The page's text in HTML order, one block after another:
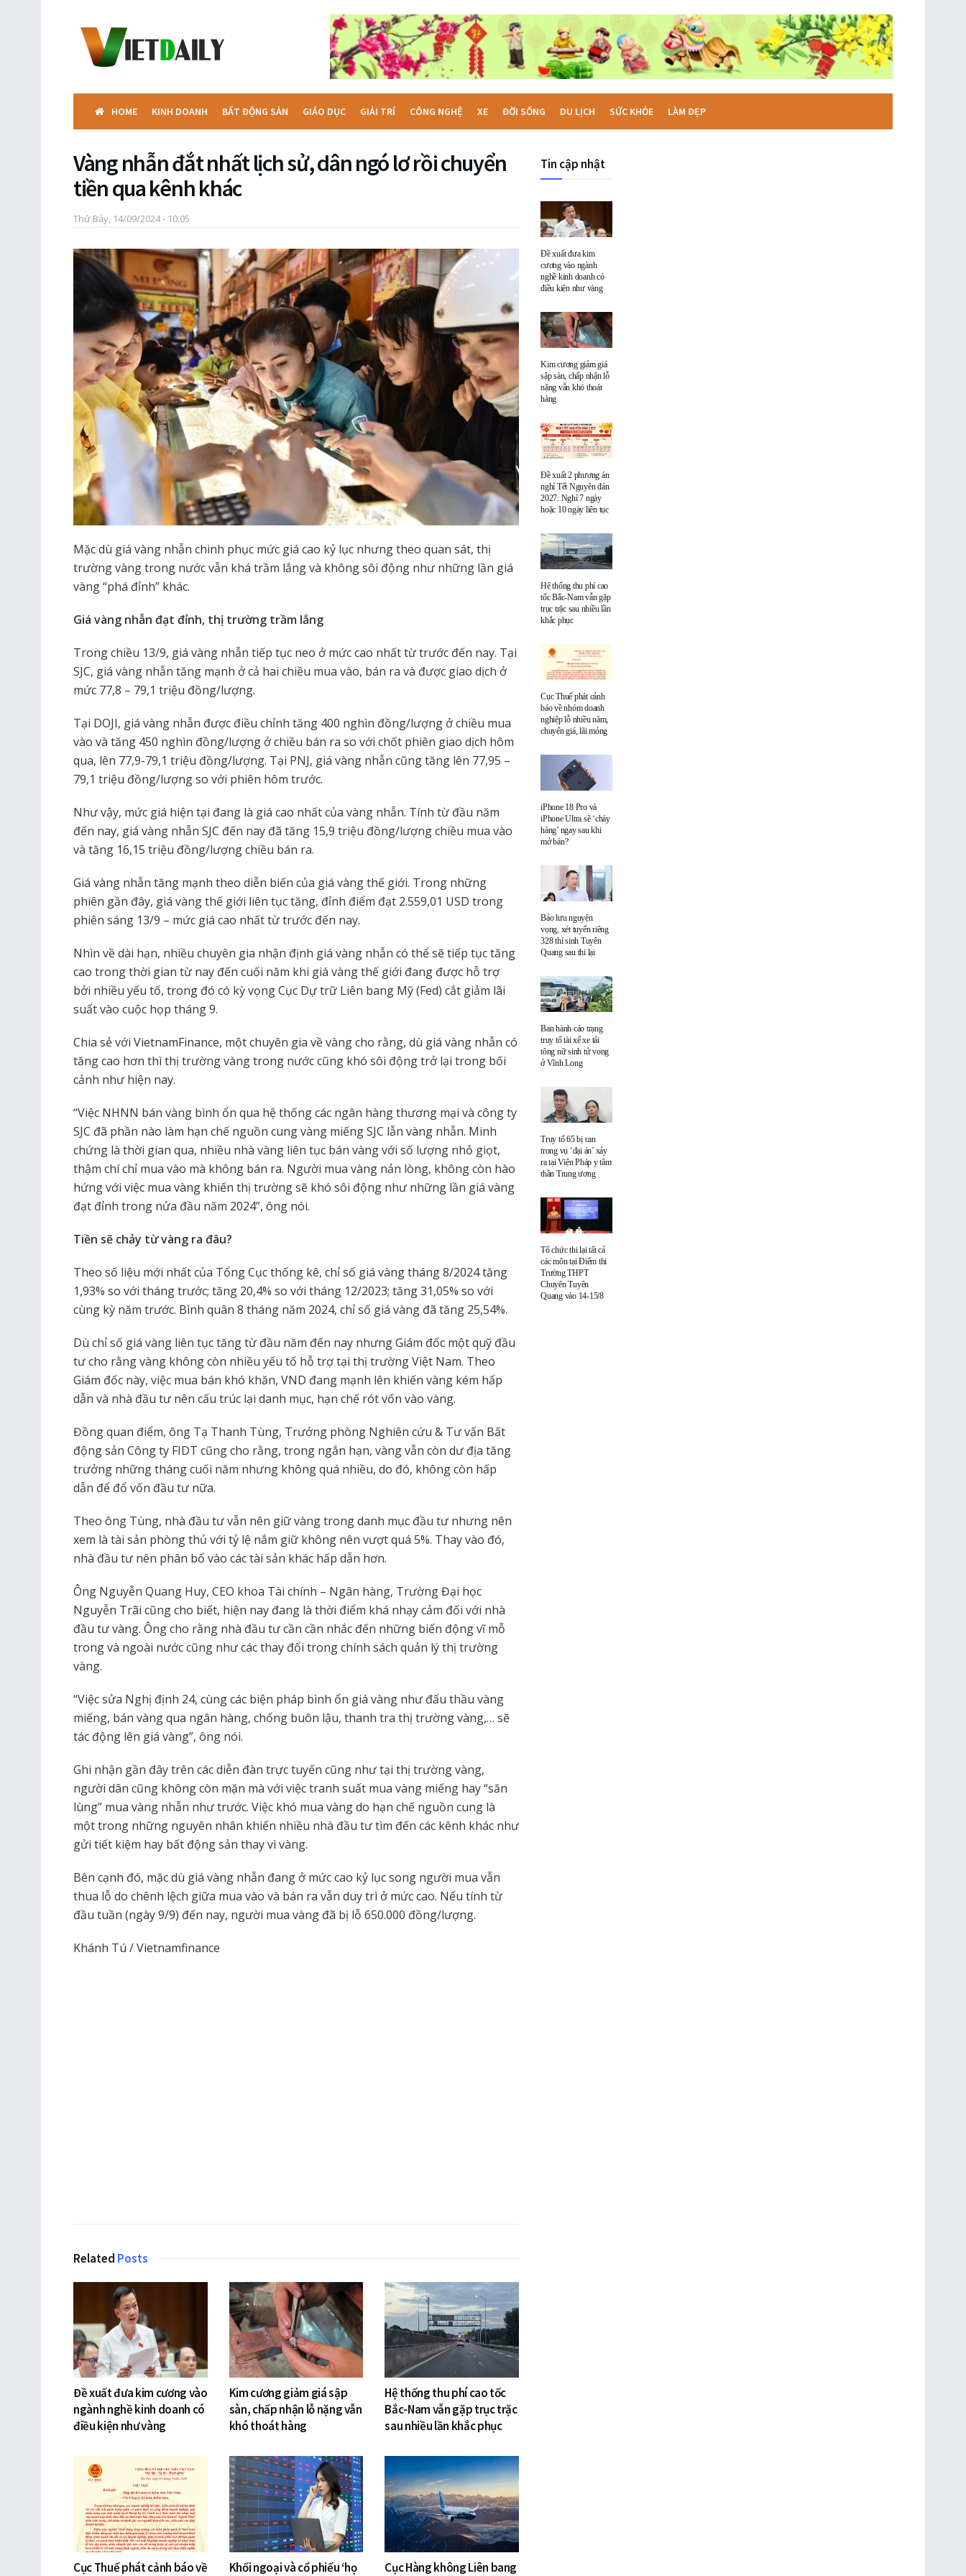
HOME KINH DOANH BẤT ĐỘNG SẢN GIÁO DỤC GIẢI TRÍ CÔNG NGHỆ XE ĐỜI SỐNG DU LỊCH SỨC KHỎE LÀM ĐẸP
Vàng nhẫn đắt nhất lịch sử, dân ngó lơ rồi chuyển
tiền qua kênh khác
Thứ Bảy, 14/09/2024 - 10:05
Mặc dù giá vàng nhẫn chinh phục mức giá cao kỷ lục nhưng theo quan sát, thị
trường vàng trong nước vẫn khá trầm lắng và không sôi động như những lần giá
vàng “phá đỉnh” khác.
Giá vàng nhẫn đạt đỉnh, thị trường trầm lắng
Trong chiều 13/9, giá vàng nhẫn tiếp tục neo ở mức cao nhất từ trước đến nay. Tại
SJC, giá vàng nhẫn tăng mạnh ở cả hai chiều mua vào, bán ra và được giao dịch ở
mức 77,8 – 79,1 triệu đồng/lượng.
Tại DOJI, giá vàng nhẫn được điều chỉnh tăng 400 nghìn đồng/lượng ở chiều mua
vào và tăng 450 nghìn đồng/lượng ở chiều bán ra so với chốt phiên giao dịch hôm
qua, lên 77,9-79,1 triệu đồng/lượng. Tại PNJ, giá vàng nhẫn cũng tăng lên 77,95 –
79,1 triệu đồng/lượng so với phiên hôm trước.
Như vậy, mức giá hiện tại đang là giá cao nhất của vàng nhẫn. Tính từ đầu năm
đến nay, giá vàng nhẫn SJC đến nay đã tăng 15,9 triệu đồng/lượng chiều mua vào
và tăng 16,15 triệu đồng/lượng chiều bán ra.
Giá vàng nhẫn tăng mạnh theo diễn biến của giá vàng thế giới. Trong những
phiên gần đây, giá vàng thế giới liên tục tăng, đỉnh điểm đạt 2.559,01 USD trong
phiên sáng 13/9 – mức giá cao nhất từ trước đến nay.
Nhìn về dài hạn, nhiều chuyên gia nhận định giá vàng nhẫn có thể sẽ tiếp tục tăng
cao trong thời gian từ nay đến cuối năm khi giá vàng thế giới đang được hỗ trợ
bởi nhiều yếu tố, trong đó có kỳ vọng Cục Dự trữ Liên bang Mỹ (Fed) cắt giảm lãi
suất vào cuộc họp tháng 9.
Chia sẻ với VietnamFinance, một chuyên gia về vàng cho rằng, dù giá vàng nhẫn có
tăng cao hơn thì thị trường vàng trong nước cũng khó sôi động trở lại trong bối
cảnh như hiện nay.
“Việc NHNN bán vàng bình ổn qua hệ thống các ngân hàng thương mại và công ty
SJC đã phần nào làm hạn chế nguồn cung vàng miếng SJC lẫn vàng nhẫn. Minh
chứng là thời gian qua, nhiều nhà vàng liên tục bán vàng với số lượng nhỏ giọt,
thậm chí chỉ mua vào mà không bán ra. Người mua vàng nản lòng, không còn hào
hứng với việc mua vàng khiến thị trường sẽ khó sôi động như những lần giá vàng
đạt đỉnh trong nửa đầu năm 2024”, ông nói.
Tiền sẽ chảy từ vàng ra đâu?
Theo số liệu mới nhất của Tổng Cục thống kê, chỉ số giá vàng tháng 8/2024 tăng
1,93% so với tháng trước; tăng 20,4% so với tháng 12/2023; tăng 31,05% so với
cùng kỳ năm trước. Bình quân 8 tháng năm 2024, chỉ số giá vàng đã tăng 25,54%.
Dù chỉ số giá vàng liên tục tăng từ đầu năm đến nay nhưng Giám đốc một quỹ đầu
tư cho rằng vàng không còn nhiều yếu tố hỗ trợ tại thị trường Việt Nam. Theo
Giám đốc này, việc mua bán khó khăn, VND đang mạnh lên khiến vàng kém hấp
dẫn và nhà đầu tư nên cấu trúc lại danh mục, hạn chế rót vốn vào vàng.
Đồng quan điểm, ông Tạ Thanh Tùng, Trưởng phòng Nghiên cứu & Tư vấn Bất
động sản Công ty FIDT cũng cho rằng, trong ngắn hạn, vàng vẫn còn dư địa tăng
trưởng những tháng cuối năm nhưng không quá nhiều, do đó, không còn hấp
dẫn để đổ vốn đầu tư nữa.
Theo ông Tùng, nhà đầu tư vẫn nên giữ vàng trong danh mục đầu tư nhưng nên
xem là tài sản phòng thủ với tỷ lệ nắm giữ không nên vượt quá 5%. Thay vào đó,
nhà đầu tư nên phân bổ vào các tài sản khác hấp dẫn hơn.
Ông Nguyễn Quang Huy, CEO khoa Tài chính – Ngân hàng, Trường Đại học
Nguyễn Trãi cũng cho biết, hiện nay đang là thời điểm khá nhạy cảm đối với nhà
đầu tư vàng. Ông cho rằng nhà đầu tư cần cần nhắc đến những biến động vĩ mỗ
trong và ngoài nước cũng như các thay đổi trong chính sách quản lý thị trường
vàng.
“Việc sửa Nghị định 24, cùng các biện pháp bình ổn giá vàng như đấu thầu vàng
miếng, bán vàng qua ngân hàng, chống buôn lậu, thanh tra thị trường vàng,… sẽ
tác động lên giá vàng”, ông nói.
Ghi nhận gần đây trên các diễn đàn trực tuyến cũng như tại thị trường vàng,
người dân cũng không còn mặn mà với việc tranh suất mua vàng miếng hay “săn
lùng” mua vàng nhẫn như trước. Việc khó mua vàng do hạn chế nguồn cung là
một trong những nguyên nhân khiến nhiều nhà đầu tư tìm đến các kênh khác như
gửi tiết kiệm hay bất động sản thay vì vàng.
Bên cạnh đó, mặc dù giá vàng nhẫn đang ở mức cao kỷ lục song người mua vẫn
thua lỗ do chênh lệch giữa mua vào và bán ra vẫn duy trì ở mức cao. Nếu tính từ
đầu tuần (ngày 9/9) đến nay, người mua vàng đã bị lỗ 650.000 đồng/lượng.
Khánh Tú / Vietnamfinance
Related Posts
Đề xuất đưa kim cương vào
ngành nghề kinh doanh có
điều kiện như vàng
Kim cương giảm giá sập
sàn, chấp nhận lỗ nặng vẫn
khó thoát hàng
Hệ thống thu phí cao tốc
Bắc-Nam vẫn gặp trục trặc
sau nhiều lần khắc phục
Cục Thuế phát cảnh báo về
Khối ngoại và cổ phiếu ‘họ
Cục Hàng không Liên bang
Tin cập nhật
Đề xuất đưa kim
cương vào ngành
nghề kinh doanh có
điều kiện như vàng
Kim cương giảm giá
sập sàn, chấp nhận lỗ
nặng vẫn khó thoát
hàng
Đề xuất 2 phương án
nghỉ Tết Nguyên đán
2027: Nghỉ 7 ngày
hoặc 10 ngày liên tục
Hệ thống thu phí cao
tốc Bắc-Nam vẫn gặp
trục trặc sau nhiều lần
khắc phục
Cục Thuế phát cảnh
báo về nhóm doanh
nghiệp lỗ nhiều năm,
chuyển giá, lãi mỏng
iPhone 18 Pro và
iPhone Ultra sẽ ‘cháy
hàng’ ngay sau khi
mở bán?
Bảo lưu nguyện
vọng, xét tuyển riêng
328 thí sinh Tuyên
Quang sau thi lại
Ban hành cáo trạng
truy tố tài xế xe tải
tông nữ sinh tử vong
ở Vĩnh Long
Truy tố 65 bị can
trong vụ ‘đại án’ xảy
ra tại Viện Pháp y tâm
thần Trung ương
Tổ chức thi lại tất cả
các môn tại Điểm thi
Trường THPT
Chuyên Tuyên
Quang vào 14-15/8